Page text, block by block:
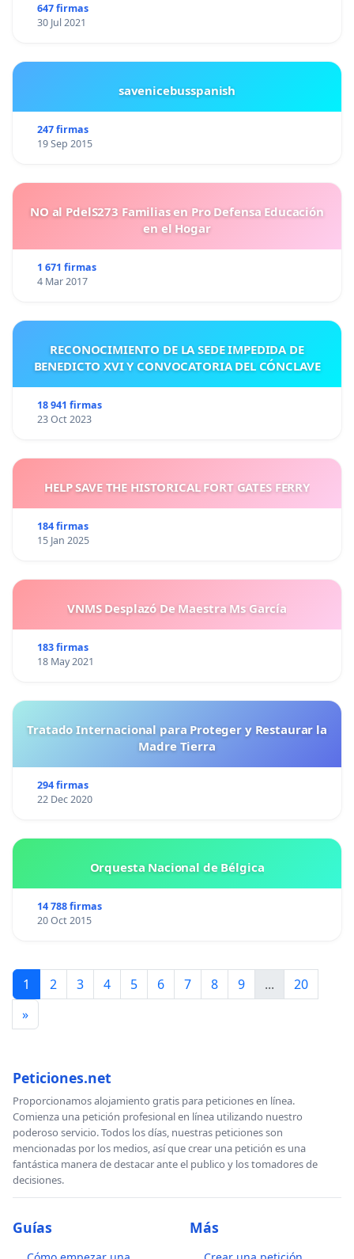
647 firmas
30 Jul 2021
savenicebusspanish
247 firmas
19 Sep 2015
NO al PdelS273 Familias en Pro Defensa Educación
en el Hogar
1 671 firmas
4 Mar 2017
RECONOCIMIENTO DE LA SEDE IMPEDIDA DE
BENEDICTO XVI Y CONVOCATORIA DEL CÓNCLAVE
18 941 firmas
23 Oct 2023
HELP SAVE THE HISTORICAL FORT GATES FERRY
184 firmas
15 Jan 2025
VNMS Desplazó De Maestra Ms García
183 firmas
18 May 2021
Tratado Internacional para Proteger y Restaurar la
Madre Tierra
294 firmas
22 Dec 2020
Orquesta Nacional de Bélgica
14 788 firmas
20 Oct 2015
1 2 3 4 5 6 7 8 9 ...
20
»
Peticiones.net
Proporcionamos alojamiento gratis para peticiones en línea.
Comienza una petición profesional en línea utilizando nuestro
poderoso servicio. Todos los días, nuestras peticiones son
mencionadas por los medios, así que crear una petición es una
fantástica manera de destacar ante el publico y los tomadores de
decisiones.
Guías Más